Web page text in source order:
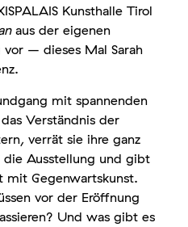
Kunsthalle Tirol
aus der eigenen
– dieses Mal Sarah
mit spannenden
Verständnis der
verrät sie ihre ganz
die Ausstellung und gibt
mit Gegenwartskunst.
vor der Eröffnung
Und was gibt es